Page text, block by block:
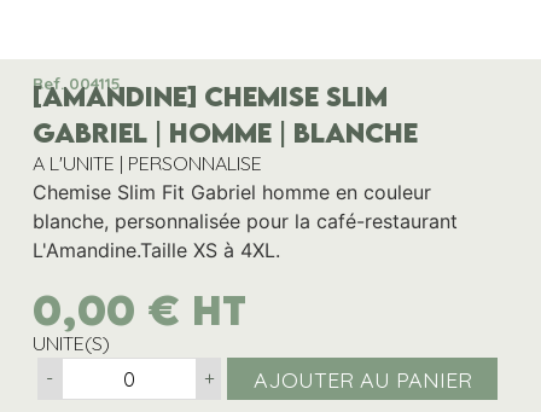
Ref. 004115
[AMANDINE] CHEMISE SLIM
GABRIEL | HOMME | BLANCHE
A L'UNITE | PERSONNALISE
Chemise Slim Fit Gabriel homme en couleur
blanche, personnalisée pour la café-restaurant
L'Amandine.Taille XS à 4XL.
0,00 € HT
UNITE(S)
-
+ AJOUTER AU PANIER